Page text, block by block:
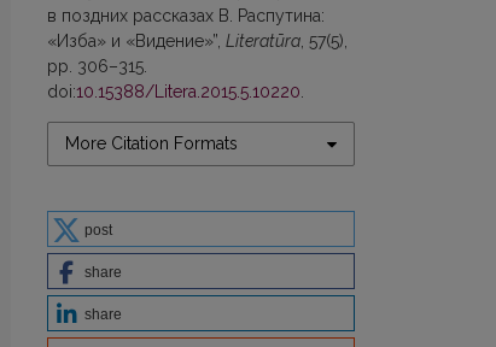
в поздних рассказах В. Распутина:
«Изба» и «Видение»”, Literatūra , 57(5),
pp. 306–315.
doi:10.15388/Litera.2015.5.10220
More Citation Formats
post
share
share